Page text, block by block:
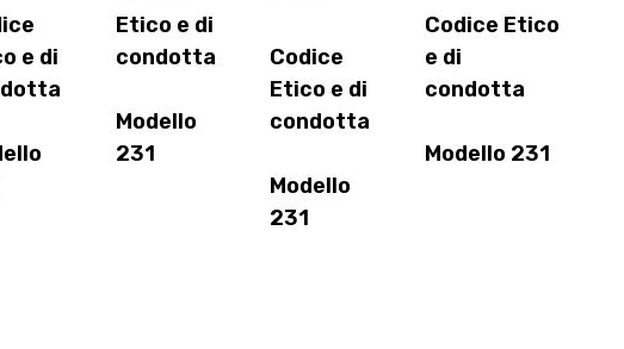
e di
Etico e di
condotta
Modello
231
Codice
Etico e di
condotta
Modello
231
Codice Etico
e di
condotta
Modello 231